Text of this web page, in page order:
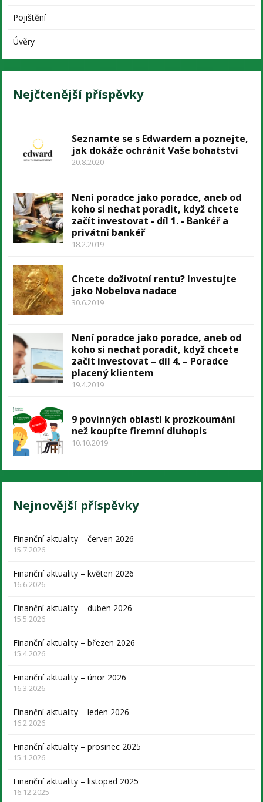
Pojištění
Úvěry
Nejčtenější příspěvky
Seznamte se s Edwardem a poznejte,
jak dokáže ochránit Vaše bohatství
20.8.2020
Není poradce jako poradce, aneb od
koho si nechat poradit, když chcete
začít investovat - díl 1. - Bankéř a
privátní bankéř
18.2.2019
Chcete doživotní rentu? Investujte
jako Nobelova nadace
30.6.2019
Není poradce jako poradce, aneb od
koho si nechat poradit, když chcete
začít investovat – díl 4. – Poradce
placený klientem
19.4.2019
9 povinných oblastí k prozkoumání
než koupíte firemní dluhopis
10.10.2019
Nejnovější příspěvky
Finanční aktuality – červen 2026
15.7.2026
Finanční aktuality – květen 2026
16.6.2026
Finanční aktuality – duben 2026
15.5.2026
Finanční aktuality – březen 2026
15.4.2026
Finanční aktuality – únor 2026
16.3.2026
Finanční aktuality – leden 2026
16.2.2026
Finanční aktuality – prosinec 2025
15.1.2026
Finanční aktuality – listopad 2025
16.12.2025